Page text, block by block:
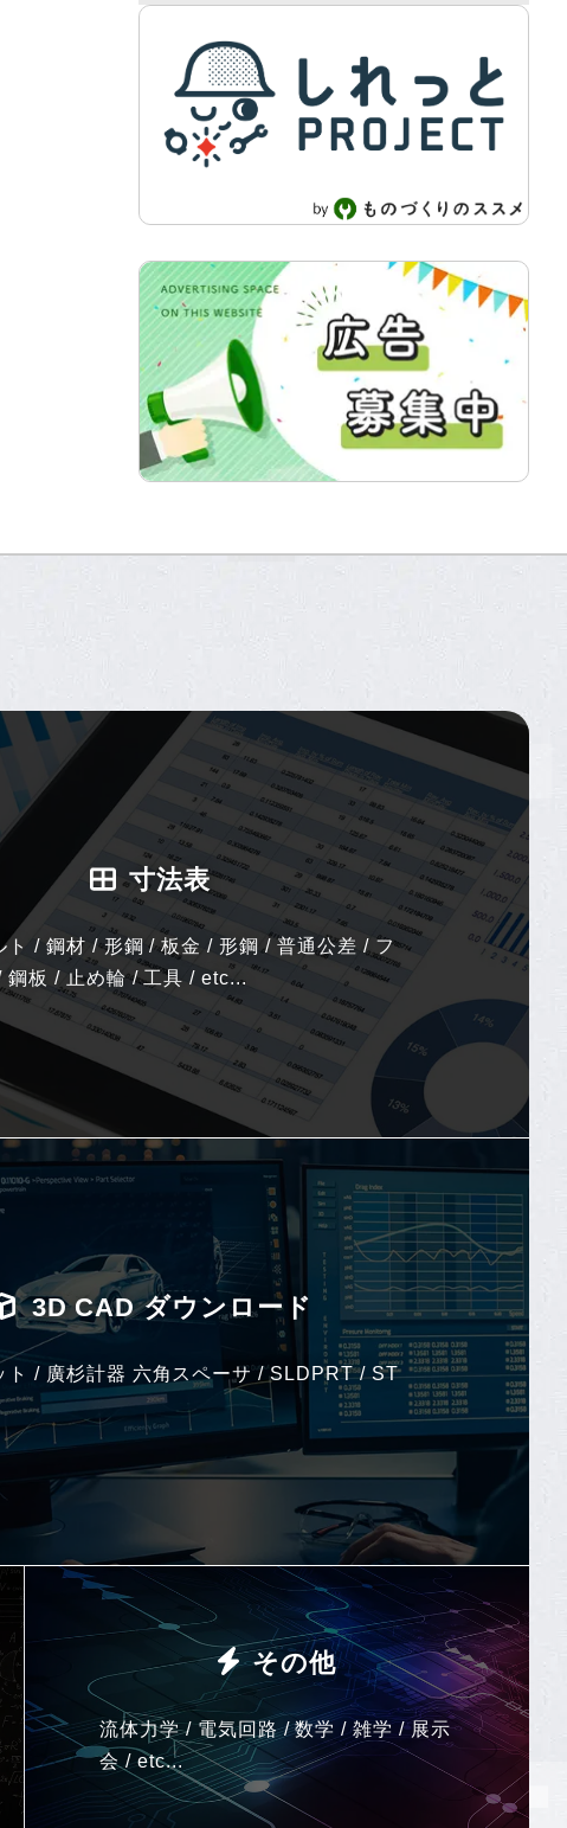
寸法表
ト / 鋼材 / 形鋼 / 板金 / 形鋼 / 普通公差 / フ
鋼板 / 止め輪 / 工具 / etc...
3D CAD ダウンロード
ト / 廣杉計器 六角スペーサ / SLDPRT / ST
その他
流体力学 / 電気回路 / 数学 / 雑学 / 展示
会 / etc...